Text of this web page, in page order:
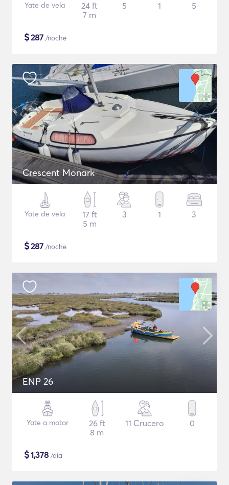
Yate de vela
24 ft
7 m
5 1 5
$287 /noche
Crescent Monark
Yate de vela
17 ft
5 m
3 1 3
$287 /noche
ENP 26
Yate a motor
26 ft
8 m
11 Crucero 0
$1,378 /día